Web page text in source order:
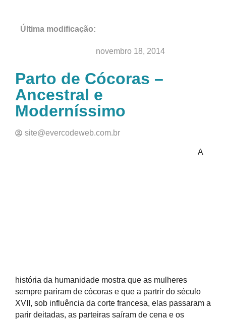
Última modificação:
novembro 18, 2014
Parto de Cócoras –
Ancestral e
Moderníssimo
site@evercodeweb.com.br
A
história da humanidade mostra que as mulheres
sempre pariram de cócoras e que a partrir do século
XVII, sob influência da corte francesa, elas passaram a
parir deitadas, as parteiras saíram de cena e os